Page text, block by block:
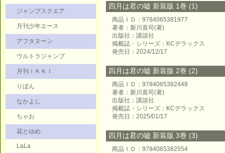
ジャンプスクエア
月刊少年エース
アフタヌーン
ウルトラジャンプ
月刊ＩＫＫＩ
りぼん
なかよし
ちゃお
花とゆめ
LaLa
四月は君の嘘 新装版 1巻 (1)
商品ＩＤ：9784065381977
著者：新川直司(著)
出版社：講談社
掲載誌・シリーズ：KCデラックス
発売日：2024/12/17
四月は君の嘘 新装版 2巻 (2)
商品ＩＤ：9784065382448
著者：新川直司(著)
出版社：講談社
掲載誌・シリーズ：KCデラックス
発売日：2025/01/17
四月は君の嘘 新装版 3巻 (3)
商品ＩＤ：9784065382554